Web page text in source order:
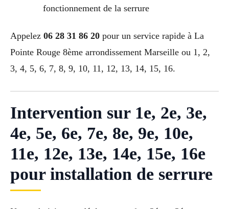
fonctionnement de la serrure
Appelez 06 28 31 86 20 pour un service rapide à La
Pointe Rouge 8ème arrondissement Marseille ou 1, 2,
3, 4, 5, 6, 7, 8, 9, 10, 11, 12, 13, 14, 15, 16.
Intervention sur 1e, 2e, 3e,
4e, 5e, 6e, 7e, 8e, 9e, 10e,
11e, 12e, 13e, 14e, 15e, 16e
pour installation de serrure